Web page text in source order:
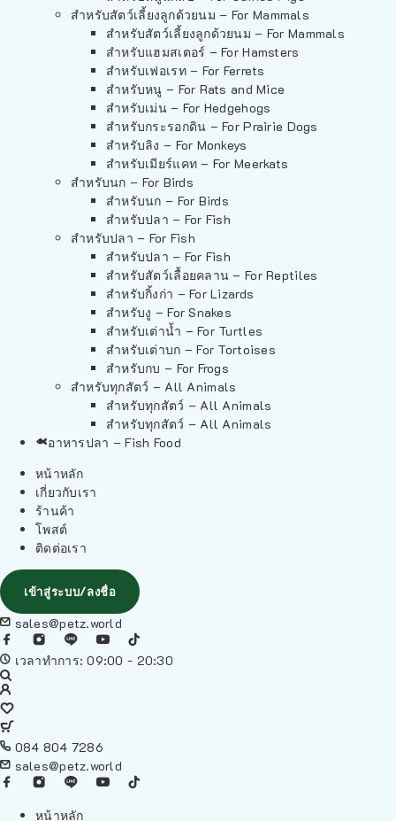
สำหรับสัตว์เลี้ยงลูกด้วยนม – For Mammals
สำหรับสัตว์เลี้ยงลูกด้วยนม – For Mammals
สำหรับแฮมสเตอร์ – For Hamsters
สำหรับเฟอเรท – For Ferrets
สำหรับหนู – For Rats and Mice
สำหรับเม่น – For Hedgehogs
สำหรับกระรอกดิน – For Prairie Dogs
สำหรับลิง – For Monkeys
สำหรับเมียร์แคท – For Meerkats
สำหรับนก – For Birds
สำหรับนก – For Birds
สำหรับปลา – For Fish
สำหรับปลา – For Fish
สำหรับปลา – For Fish
สำหรับสัตว์เลื้อยคลาน – For Reptiles
สำหรับกิ้งก่า – For Lizards
สำหรับงู – For Snakes
สำหรับเต่าน้ำ – For Turtles
สำหรับเต่าบก – For Tortoises
สำหรับกบ – For Frogs
สำหรับทุกสัตว์ – All Animals
สำหรับทุกสัตว์ – All Animals
สำหรับทุกสัตว์ – All Animals
อาหารปลา – Fish Food
หน้าหลัก
เกี่ยวกับเรา
ร้านค้า
โพสต์
ติดต่อเรา
เข้าสู่ระบบ/ลงชื่อ
sales@petz.world
เวลาทำการ: 09:00 - 20:30
084 804 7286
sales@petz.world
หน้าหลัก